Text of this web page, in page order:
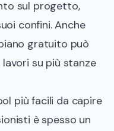
sul progetto,
confini. Anche
gratuito può
su più stanze
più facili da capire
è spesso un